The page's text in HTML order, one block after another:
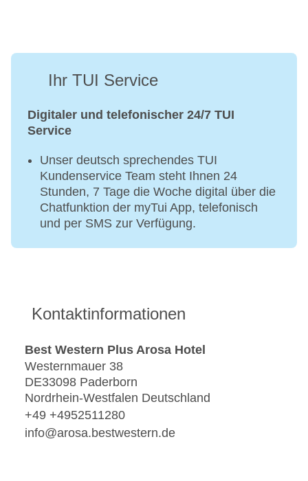
Ihr TUI Service
Digitaler und telefonischer 24/7 TUI
Service
Unser deutsch sprechendes TUI
Kundenservice Team steht Ihnen 24
Stunden, 7 Tage die Woche digital über die
Chatfunktion der myTui App, telefonisch
und per SMS zur Verfügung.
Kontaktinformationen
Best Western Plus Arosa Hotel
Westernmauer 38
DE33098 Paderborn
Nordrhein-Westfalen Deutschland
+49 +4952511280
info@arosa.bestwestern.de